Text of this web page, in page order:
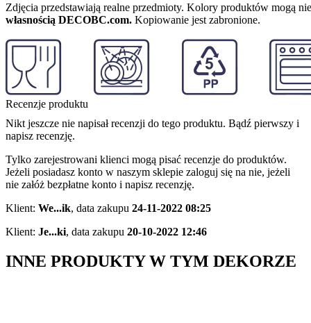
Zdjęcia przedstawiają realne przedmioty. Kolory produktów mogą
własnością DECOBC.com. Kopiowanie jest zabronione.
Recenzje produktu
Nikt jeszcze nie napisał recenzji do tego produktu. Bądź pierwszy i
napisz recenzję.
Tylko zarejestrowani klienci mogą pisać recenzje do produktów.
Jeżeli posiadasz konto w naszym sklepie zaloguj się na nie, jeżeli
nie załóż bezpłatne konto i napisz recenzję.
Klient: We...ik, data zakupu 24-11-2022 08:25
Klient: Je...ki, data zakupu 20-10-2022 12:46
INNE PRODUKTY W TYM DEKORZE